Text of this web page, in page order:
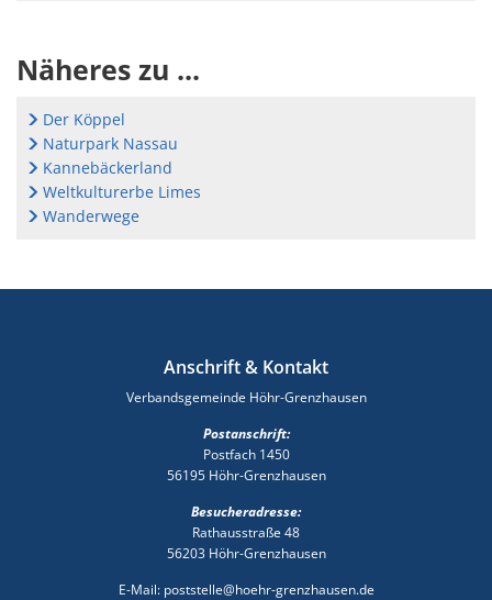
Näheres zu ...
Der Köppel
Naturpark Nassau
Kannebäckerland
Weltkulturerbe Limes
Wanderwege
Anschrift & Kontakt
Verbandsgemeinde Höhr-Grenzhausen
Postanschrift:
Postfach 1450
56195 Höhr-Grenzhausen
Besucheradresse:
Rathausstraße 48
56203 Höhr-Grenzhausen
E-Mail: poststelle@hoehr-grenzhausen.de